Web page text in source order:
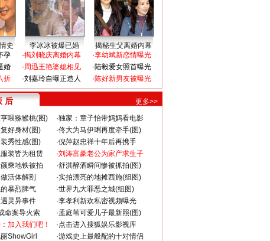
史 李冰冰被爆已婚
揭秘生父离婚内幕
孕
婚
折
·揭刘晓庆离婚内幕
·周迅王艳婆媳相见
·刘嘉玲自曝正造人
·李幼斌新恋情曝光
·陆毅爱女照首曝光
·陈好新男友被曝光
后
更多>>
喂猕猴桃(图) ·独家：章子怡带妈妈看电影
好身材(图) ·佟大为马伊琍再度牵手(图)
秀性感(图) ·倪萍赵忠祥十年后再携手
装皆为租赁 ·刘涛富豪老公为家产求生子
乘地铁被拍 ·舒淇醉酒瞬间惨被抓拍(图)
活体解剖 ·实拍漂亮的地摊西施(组图)
暴烈脾气 ·世界九大罪恶之城(组图)
灵异事件 ·李孝利新欢私密视频曝光
命案导火索 ·孟庭苇可爱儿子最新照(图)
加入我们吧！ ·点击进入搜狐娱乐影视库
ShowGirl ·游戏史上最般配的十对情侣